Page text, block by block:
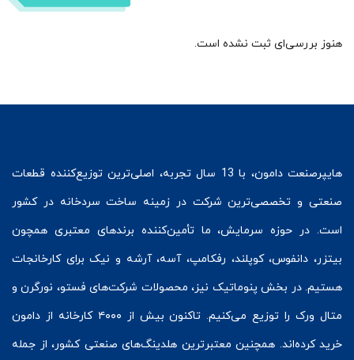
هنوز بررسی‌ای ثبت نشده است.
هایپرصنعت
دامون، با 13 سال تجربه، اصلی‌ترین توزیع‌کننده قطعات
صنعتی و تخصصی‌ترین شرکت در زمینه ساخت سردخانه در کشور
است. در حوزه سرمایش، ما تأمین‌کننده برندهای معتبری همچون
بیتزر، دانفوس،کوپلند، رفکامپ، آسه، آرشه و نیک برای کارخانجات
هستیم. در بخش پنوماتیک نیز، محصولات شرکت‌های فستو، نورگرن و
متال ورک
را توزیع می‌کنیم. تاکنون بیش از ۴۰۰۰ کارخانه از دامون
خرید کرده‌اند. همچنین معتبرترین هلدینگ‌های صنعتی کشور، از جمله